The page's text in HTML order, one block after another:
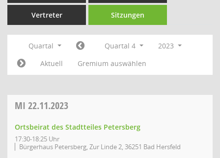
Vertreter Sitzungen
Quartal Quartal 4
2023
Aktuell
Gremium auswählen
MI 22.11.2023
Ortsbeirat des Stadtteiles Petersberg
17:30-18:25 Uhr
Bürgerhaus Petersberg, Zur Linde 2, 36251 Bad Hersfeld